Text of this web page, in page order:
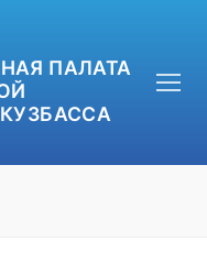
ПАЛАТА